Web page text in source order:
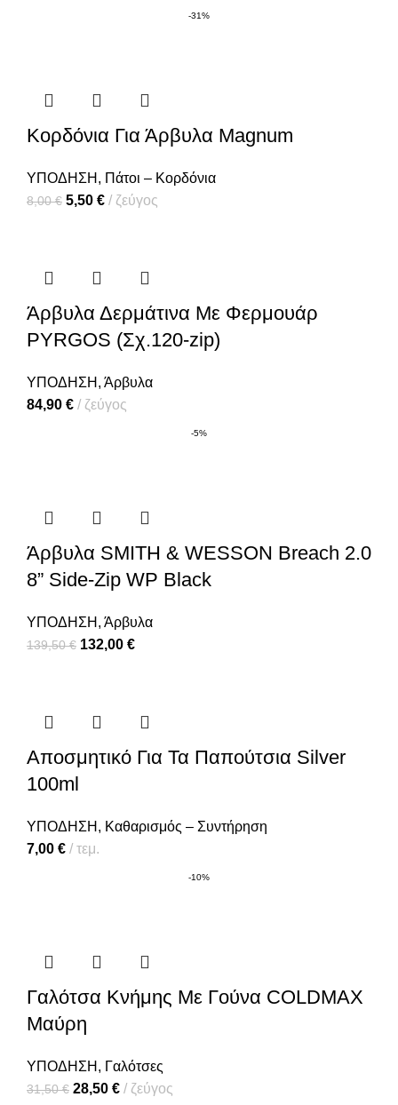
-31%
Κορδόνια Για Άρβυλα Magnum
ΥΠΟΔΗΣΗ , Πάτοι – Κορδόνια
8,00€ 5,50 € ζεύγος
Άρβυλα Δερμάτινα Με Φερμουάρ
PYRGOS (Σχ.120-zip)
ΥΠΟΔΗΣΗ , Άρβυλα
84,90 € ζεύγος
-5%
Άρβυλα SMITH & WESSON Breach 2.0
8” Side-Zip WP Black
ΥΠΟΔΗΣΗ , Άρβυλα
139,50€ 132,00 €
Αποσμητικό Για Τα Παπούτσια Silver
100ml
ΥΠΟΔΗΣΗ , Καθαρισμός – Συντήρηση
7,00 € τεμ.
-10%
Γαλότσα Κνήμης Με Γούνα COLDMAX
Μαύρη
ΥΠΟΔΗΣΗ , Γαλότσες
31,50€ 28,50 € ζεύγος